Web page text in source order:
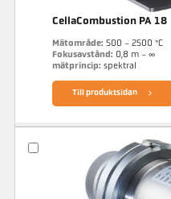
CellaCombustion PA 18
Mätområde: 500 - 2500 °C
Fokusavstånd: 0,8 m - ∞
mätprincip: spektral
Till produktsidan